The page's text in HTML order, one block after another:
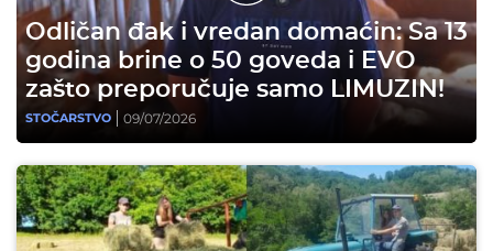
Odličan đak i vredan domaćin: Sa 13
godina brine o 50 goveda i EVO
zašto preporučuje samo LIMUZIN!
STOČARSTVO 09/07/2026